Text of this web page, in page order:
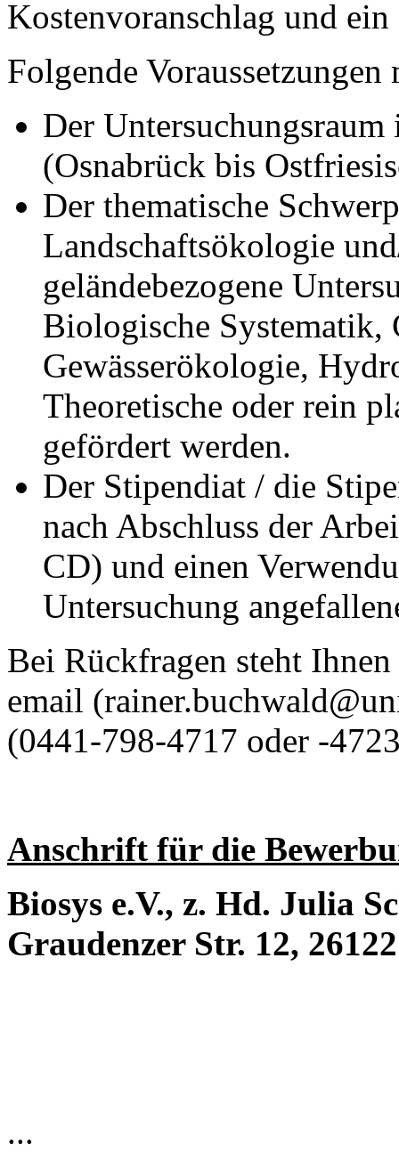
Kostenvoranschlag und
Folgende Voraussetzungen
Der Untersuchungsraum
(Osnabrück bis
Der thematische
Landschaftsökologie
geländebezogene
Biologische
Gewässerökologie,
Theoretische oder rein
gefördert werden.
Der Stipendiat / die
nach Abschluss der
CD) und einen
Untersuchung
Bei Rückfragen steht
email
(0441-798-4717 oder -
Anschrift für die
Biosys e.V., z. Hd. Julia
Graudenzer Str. 12,
...